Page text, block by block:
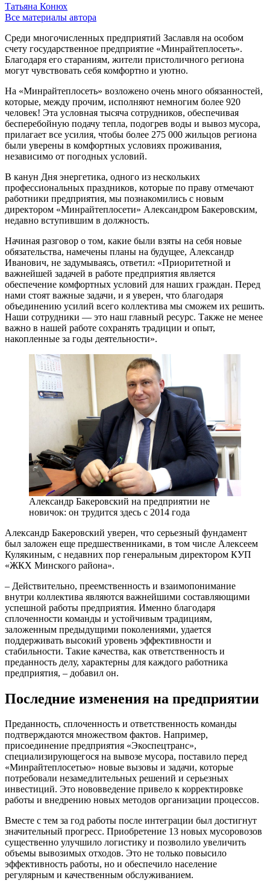
Татьяна Конюх
Все материалы автора
Среди многочисленных предприятий Заславля на особом
счету государственное предприятие «Минрайтеплосеть».
Благодаря его стараниям, жители пристоличного региона
могут чувствовать себя комфортно и уютно.
На «Минрайтеплосеть» возложено очень много обязанностей,
которые, между прочим, исполняют немногим более 920
человек! Эта условная тысяча сотрудников, обеспечивая
бесперебойную подачу тепла, подогрев воды и вывоз мусора,
прилагает все усилия, чтобы более 275 000 жильцов региона
были уверены в комфортных условиях проживания,
независимо от погодных условий.
В канун Дня энергетика, одного из нескольких
профессиональных праздников, которые по праву отмечают
работники предприятия, мы познакомились с новым
директором «Минрайтеплосети» Александром Бакеровским,
недавно вступившим в должность.
Начиная разговор о том, какие были взяты на себя новые
обязательства, намечены планы на будущее, Александр
Иванович, не задумываясь, ответил: «Приоритетной и
важнейшей задачей в работе предприятия является
обеспечение комфортных условий для наших граждан. Перед
нами стоят важные задачи, и я уверен, что благодаря
объединению усилий всего коллектива мы сможем их решить.
Наши сотрудники — это наш главный ресурс. Также не менее
важно в нашей работе сохранять традиции и опыт,
накопленные за годы деятельности».
Александр Бакеровский на предприятии не
новичок: он трудится здесь с 2014 года
Александр Бакеровский уверен, что серьезный фундамент
был заложен еще предшественниками, в том числе Алексеем
Кулякиным, с недавних пор генеральным директором КУП
«ЖКХ Минского района».
– Действительно, преемственность и взаимопонимание
внутри коллектива являются важнейшими составляющими
успешной работы предприятия. Именно благодаря
сплоченности команды и устойчивым традициям,
заложенным предыдущими поколениями, удается
поддерживать высокий уровень эффективности и
стабильности. Такие качества, как ответственность и
преданность делу, характерны для каждого работника
предприятия, – добавил он.
Последние изменения на предприятии
Преданность, сплоченность и ответственность команды
подтверждаются множеством фактов. Например,
присоединение предприятия «Экоспецтранс»,
специализирующегося на вывозе мусора, поставило перед
«Минрайтеплосетью» новые вызовы и задачи, которые
потребовали незамедлительных решений и серьезных
инвестиций. Это нововведение привело к корректировке
работы и внедрению новых методов организации процессов.
Вместе с тем за год работы после интеграции был достигнут
значительный прогресс. Приобретение 13 новых мусоровозов
существенно улучшило логистику и позволило увеличить
объемы вывозимых отходов. Это не только повысило
эффективность работы, но и обеспечило население
регулярным и качественным обслуживанием.